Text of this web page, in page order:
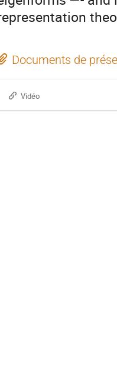
Documents de
Vidéo